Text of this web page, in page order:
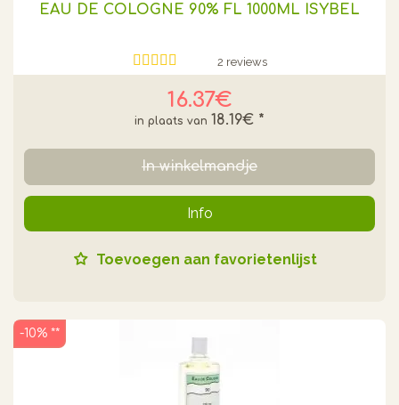
EAU DE COLOGNE 90% FL 1000ML ISYBEL
2 reviews
16.37€
18.19€ *
In winkelmandje
Info
Toevoegen aan favorietenlijst
-10% **